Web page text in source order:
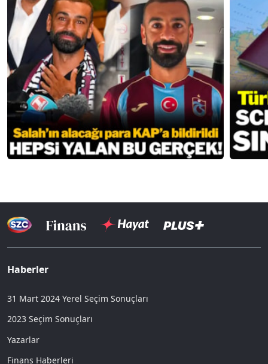
Haberler
31 Mart 2024 Yerel Seçim Sonuçları
2023 Seçim Sonuçları
Yazarlar
Finans Haberleri